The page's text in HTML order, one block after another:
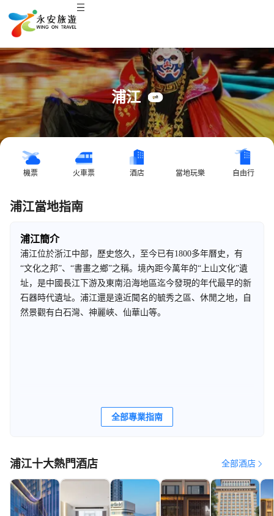
浦江
機票 火車票 酒店 當地玩樂 自由行
浦江當地指南
浦江簡介
浦江位於浙江中部，歷史悠久，至今已有1800多年曆史，有
“文化之邦”、“書畫之鄉”之稱。境內距今萬年的“上山文化”遺
址，是中國長江下游及東南沿海地區迄今發現的年代最早的新
石器時代遺址。浦江還是遠近聞名的毓秀之區、休閒之地，自
然景觀有白石灣、神麗峽、仙華山等。
全部專業指南
浦江十大熱門酒店 全部酒店